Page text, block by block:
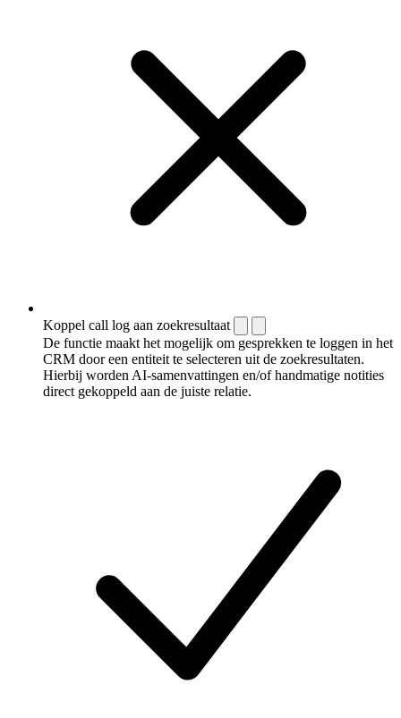
Koppel call log aan zoekresultaat
De functie maakt het mogelijk om gesprekken te loggen in het
CRM door een entiteit te selecteren uit de zoekresultaten.
Hierbij worden AI-samenvattingen en/of handmatige notities
direct gekoppeld aan de juiste relatie.